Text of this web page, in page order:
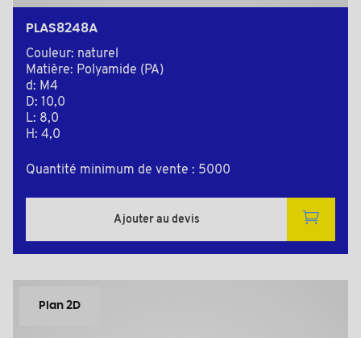
PLAS8248A
Couleur: naturel
Matière: Polyamide (PA)
d: M4
D: 10,0
L: 8,0
H: 4,0
Quantité minimum de vente : 5000
Ajouter au devis
Plan 2D